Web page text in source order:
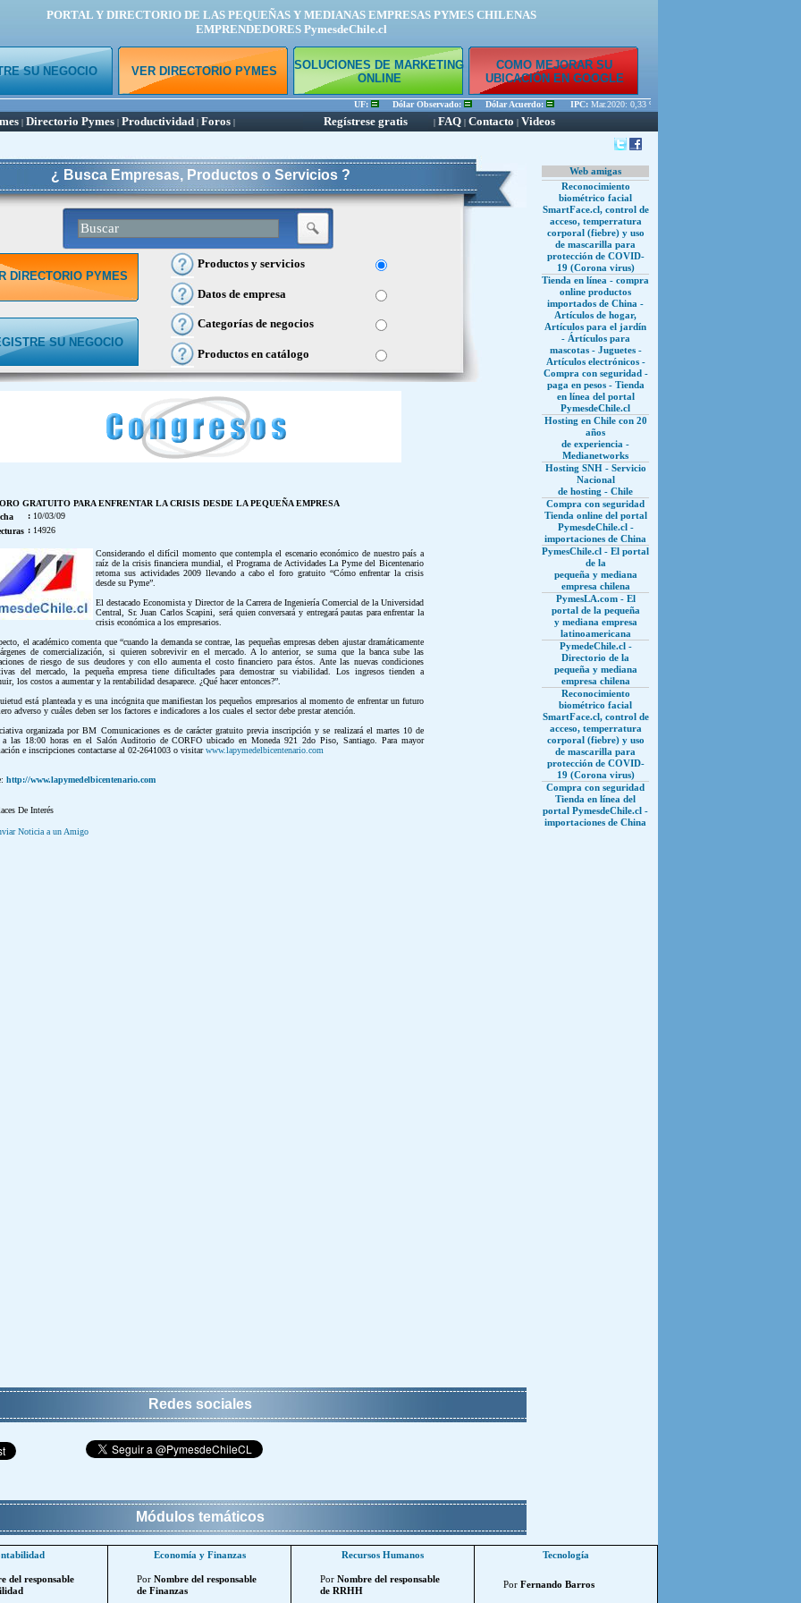
PORTAL Y DIRECTORIO DE LAS PEQUEÑAS Y MEDIANAS EMPRESAS PYMES CHILENAS
EMPRENDEDORES PymesdeChile.cl
SU NEGOCIO VER DIRECTORIO PYMES
SOLUCIONES DE MARKETING
ONLINE
COMO MEJORAR SU
UBICACIÓN EN GOOGLE
UF: Dólar Observado: Dólar Acuerdo: IPC:Mar.2020: 0,33 % Feb.2020: 0,45 % Ene.2020: 0,56 %
| Directorio Pymes | Productividad | Foros | Regístrese gratis | FAQ | Contacto | Videos
¿ Busca Empresas, Productos o Servicios ?
DIRECTORIO PYMES
SU NEGOCIO
Productos y servicios
Datos de empresa
Categorías de negocios
Productos en catálogo
GRATUITO PARA ENFRENTAR LA CRISIS DESDE LA PEQUEÑA EMPRESA
: 10/03/09
: 14926
Considerando el difícil momento que contempla el escenario económico de nuestro país a
raíz de la crisis financiera mundial, el Programa de Actividades La Pyme del Bicentenario
retoma sus actividades 2009 llevando a cabo el foro gratuito “Cómo enfrentar la crisis
desde su Pyme”.
El destacado Economista y Director de la Carrera de Ingeniería Comercial de la Universidad
Central, Sr. Juan Carlos Scapini, será quien conversará y entregará pautas para enfrentar la
crisis económica a los empresarios.
el académico comenta que “cuando la demanda se contrae, las pequeñas empresas deben ajustar dramáticamente
de comercialización, si quieren sobrevivir en el mercado. A lo anterior, se suma que la banca sube las
de riesgo de sus deudores y con ello aumenta el costo financiero para éstos. Ante las nuevas condiciones
del mercado, la pequeña empresa tiene dificultades para demostrar su viabilidad. Los ingresos tienden a
los costos a aumentar y la rentabilidad desaparece. ¿Qué hacer entonces?”.
está planteada y es una incógnita que manifiestan los pequeños empresarios al momento de enfrentar un futuro
adverso y cuáles deben ser los factores e indicadores a los cuales el sector debe prestar atención.
organizada por BM Comunicaciones es de carácter gratuito previa inscripción y se realizará el martes 10 de
a las 18:00 horas en el Salón Auditorio de CORFO ubicado en Moneda 921 2do Piso, Santiago. Para mayor
e inscripciones contactarse al 02-2641003 o visitarwww.lapymedelbicentenario.com
http://www.lapymedelbicentenario.com
De Interés
Noticia a un Amigo
Web amigas
Reconocimiento
biométrico facial
SmartFace.cl, control de
acceso, temperratura
corporal (fiebre) y uso
de mascarilla para
protección de COVID-
19 (Corona virus)
Tienda en línea - compra
online productos
importados de China -
Artículos de hogar,
Artículos para el jardín
- Ártículos para
mascotas - Juguetes -
Artículos electrónicos -
Compra con seguridad -
paga en pesos - Tienda
en línea del portal
PymesdeChile.cl
Hosting en Chile con 20
años
de experiencia -
Medianetworks
Hosting SNH - Servicio
Nacional
de hosting - Chile
Compra con seguridad
Tienda online del portal
PymesdeChile.cl -
importaciones de China
PymesChile.cl - El portal
de la
pequeña y mediana
empresa chilena
PymesLA.com - El
portal de la pequeña
y mediana empresa
latinoamericana
PymedeChile.cl -
Directorio de la
pequeña y mediana
empresa chilena
Reconocimiento
biométrico facial
SmartFace.cl, control de
acceso, temperratura
corporal (fiebre) y uso
de mascarilla para
protección de COVID-
19 (Corona virus)
Compra con seguridad
Tienda en línea del
portal PymesdeChile.cl -
importaciones de China
Redes sociales
Módulos temáticos
del responsable
Economía y Finanzas
Por Nombre del responsable
de Finanzas
Recursos Humanos
Por Nombre del responsable
de RRHH
Tecnología
Por Fernando Barros